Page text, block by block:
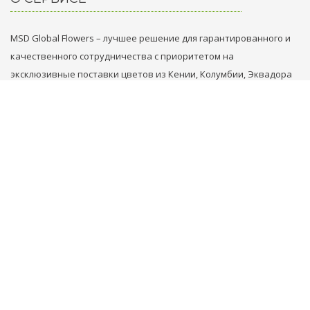
MSD Global Flowers – лучшее решение для гарантированного и
качественного сотрудничества с приоритетом на
эксклюзивные поставки цветов из Кении, Колумбии, Эквадора